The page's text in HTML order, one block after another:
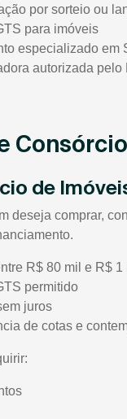
por sorteio ou
para imóveis
especializado em
autorizada pelo
de
deseja comprar,
R$ 80 mil e R$ 1
permitido
juros
de cotas e